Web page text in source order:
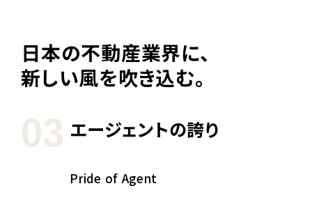
日本の不動産業界に、
新しい風を吹き込む。
03 エージェントの誇り
Pride of Agent